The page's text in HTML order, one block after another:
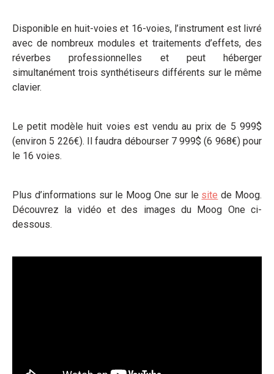
Disponible en huit-voies et 16-voies, l’instrument est livré
avec de nombreux modules et traitements d’effets, des
réverbes professionnelles et peut héberger
simultanément trois synthétiseurs différents sur le même
clavier.
Le petit modèle huit voies est vendu au prix de 5 999$
(environ 5 226€). Il faudra débourser 7 999$ (6 968€) pour
le 16 voies.
Plus d’informations sur le Moog One sur le site de Moog.
Découvrez la vidéo et des images du Moog One ci-
dessous.